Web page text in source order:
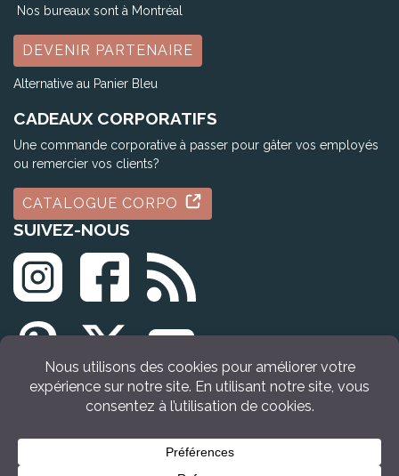
Nos bureaux sont à Montréal
DEVENIR PARTENAIRE
Alternative au Panier Bleu
CADEAUX CORPORATIFS
Une commande corporative à passer pour gâter vos employés
ou remercier vos clients?
CATALOGUE CORPO
SUIVEZ-NOUS
© Tous droits réservés Idée Cadeau Québec (2009 - 2026)